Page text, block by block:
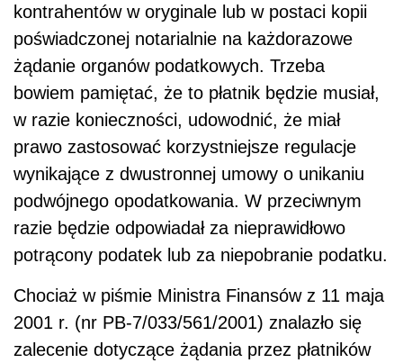
kontrahentów w oryginale lub w postaci kopii
poświadczonej notarialnie na każdorazowe
żądanie organów podatkowych. Trzeba
bowiem pamiętać, że to płatnik będzie musiał,
w razie konieczności, udowodnić, że miał
prawo zastosować korzystniejsze regulacje
wynikające z dwustronnej umowy o unikaniu
podwójnego opodatkowania. W przeciwnym
razie będzie odpowiadał za nieprawidłowo
potrącony podatek lub za niepobranie podatku.
Chociaż w piśmie Ministra Finansów z 11 maja
2001 r. (nr PB-7/033/561/2001) znalazło się
zalecenie dotyczące żądania przez płatników